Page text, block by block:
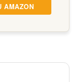
AMAZON